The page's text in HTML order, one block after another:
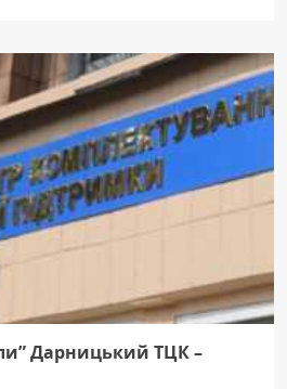
Дарницький ТЦК –